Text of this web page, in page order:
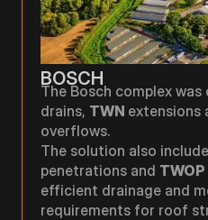
BOSCH
The Bosch complex was
drains, TWN extensions
overflows.
The solution also
penetrations and TWOP
efficient drainage and
requirements for roof